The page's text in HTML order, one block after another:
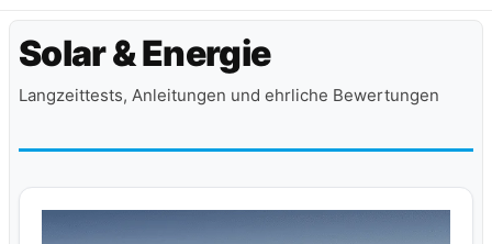
Solar & Energie
Langzeittests, Anleitungen und ehrliche Bewertungen